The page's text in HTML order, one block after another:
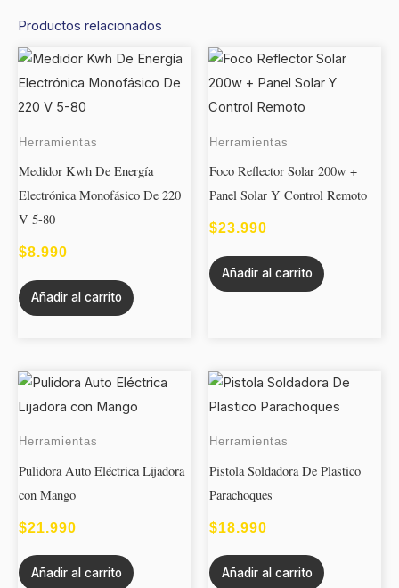
Productos relacionados
Herramientas
Medidor Kwh De Energía
Electrónica Monofásico De 220
V 5-80
$8.990
Añadir al carrito
Herramientas
Foco Reflector Solar 200w +
Panel Solar Y Control Remoto
$23.990
Añadir al carrito
Herramientas
Pulidora Auto Eléctrica Lijadora
con Mango
$21.990
Añadir al carrito
Herramientas
Pistola Soldadora De Plastico
Parachoques
$18.990
Añadir al carrito